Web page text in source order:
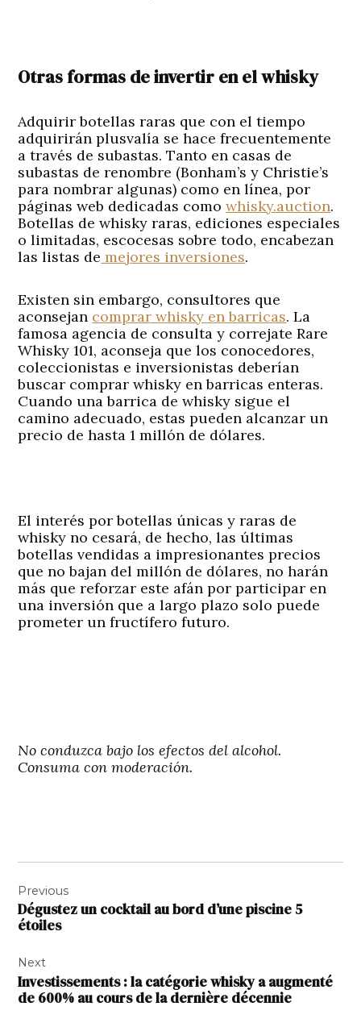
Otras formas de invertir en el whisky
Adquirir botellas raras que con el tiempo
adquirirán plusvalía se hace frecuentemente
a través de subastas. Tanto en casas de
subastas de renombre (Bonham’s y Christie’s
para nombrar algunas) como en línea, por
páginas web dedicadas comowhisky.auction.
Botellas de whisky raras, ediciones especiales
o limitadas, escocesas sobre todo, encabezan
las listas de mejores inversiones.
Existen sin embargo, consultores que
aconsejan comprar whisky en barricas. La
famosa agencia de consulta y correjate Rare
Whisky 101, aconseja que los conocedores,
coleccionistas e inversionistas deberían
buscar comprar whisky en barricas enteras.
Cuando una barrica de whisky sigue el
camino adecuado, estas pueden alcanzar un
precio de hasta 1 millón de dólares.
El interés por botellas únicas y raras de
whisky no cesará, de hecho, las últimas
botellas vendidas a impresionantes precios
que no bajan del millón de dólares, no harán
más que reforzar este afán por participar en
una inversión que a largo plazo solo puede
prometer un fructífero futuro.
No conduzca bajo los efectos del alcohol.
Consuma con moderación.
de
l’article
Previous
Dégustez un cocktail au bord d’une piscine 5
étoiles
Next
Investissements : la catégorie whisky a augmenté
de 600% au cours de la dernière décennie